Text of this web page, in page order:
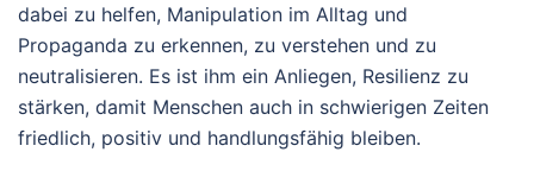
dabei zu helfen, Manipulation im Alltag und
Propaganda zu erkennen, zu verstehen und zu
neutralisieren. Es ist ihm ein Anliegen, Resilienz zu
stärken, damit Menschen auch in schwierigen Zeiten
friedlich, positiv und handlungsfähig bleiben.